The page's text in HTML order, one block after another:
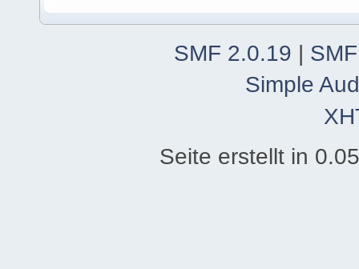
SMF 2.0.19 |
Simple
Seite erstellt in